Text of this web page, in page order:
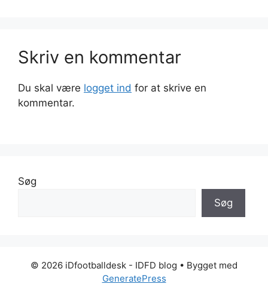
Skriv en kommentar
Du skal være logget ind for at skrive en
kommentar.
Søg
Søg
© 2026 iDfootballdesk - IDFD blog • Bygget med
GeneratePress